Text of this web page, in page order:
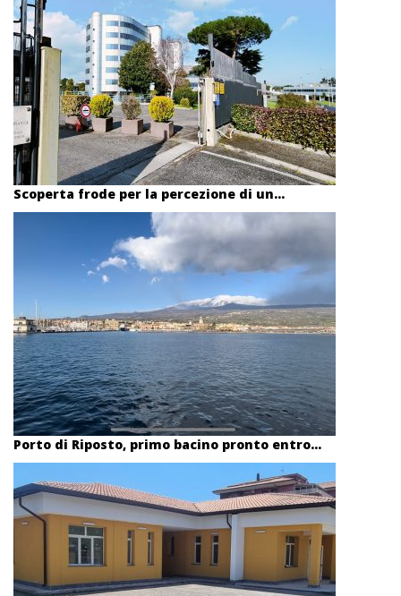
Scoperta frode per la percezione di un...
Porto di Riposto, primo bacino pronto entro...